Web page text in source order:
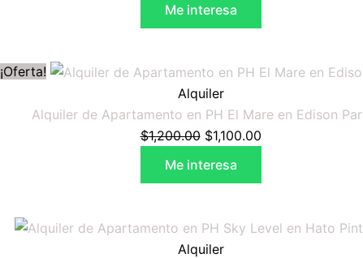
Me interesa
¡Oferta!
Alquiler
Alquiler de Apartamento en PH El Mare en Edison
$1,200.00
El
precio
original
era:
$1,100.00
El
actual
es:
Me interesa
Alquiler